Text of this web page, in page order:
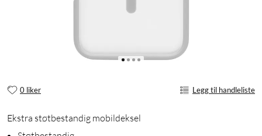
0 liker Legg til handleliste
Ekstra støtbestandig mobildeksel